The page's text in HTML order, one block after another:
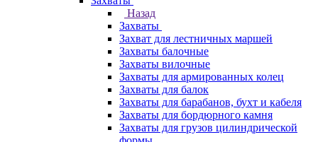
Назад
Захваты
Захват для лестничных маршей
Захваты балочные
Захваты вилочные
Захваты для армированных колец
Захваты для балок
Захваты для барабанов, бухт и кабеля
Захваты для бордюрного камня
Захваты для грузов цилиндрической